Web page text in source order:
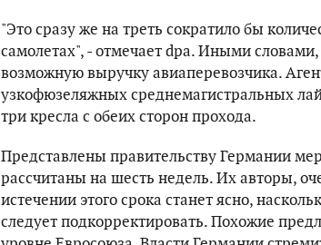
"Это сразу же на треть сократило бы
самолетах", - отмечает dpa. Иными
возможную выручку авиаперевозчика.
узкофюзеляжных среднемагистральных
три кресла с обеих сторон прохода.
Представлены правительству Германии
рассчитаны на шесть недель. Их авторы,
истечении этого срока станет ясно,
следует подкорректировать. Похожие